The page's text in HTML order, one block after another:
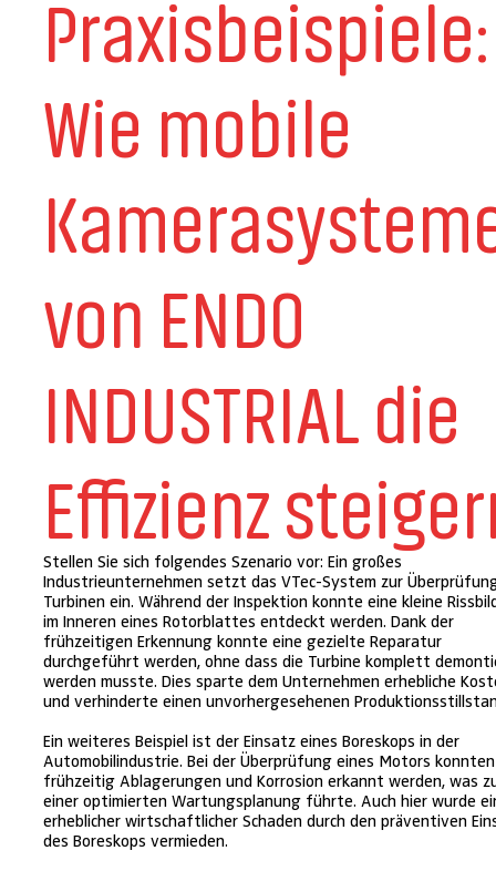
Praxisbeispiele:
Wie mobile
von ENDO
INDUSTRIAL die
Effizienz
Stellen Sie sich folgendes Szenario vor: Ein großes
Industrieunternehmen setzt das VTec-System zur
Turbinen ein. Während der Inspektion konnte eine kleine
im Inneren eines Rotorblattes entdeckt werden. Dank der
frühzeitigen Erkennung konnte eine gezielte Reparatur
durchgeführt werden, ohne dass die Turbine komplett
werden musste. Dies sparte dem Unternehmen erhebliche
und verhinderte einen unvorhergesehenen
Ein weiteres Beispiel ist der Einsatz eines Boreskops in der
Automobilindustrie. Bei der Überprüfung eines Motors konnten
frühzeitig Ablagerungen und Korrosion erkannt werden, was
einer optimierten Wartungsplanung führte. Auch hier wurde
erheblicher wirtschaftlicher Schaden durch den präventiven
des Boreskops vermieden.